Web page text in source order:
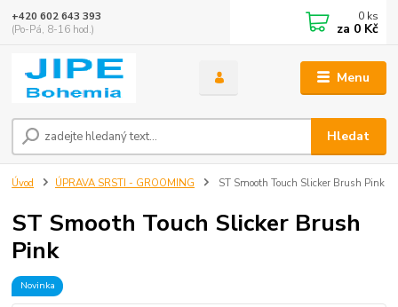
Menu
Hledat
+420 602 643 393
(Po-Pá, 8-16 hod.)
0 ks
za 0 Kč
Úvod ÚPRAVA SRSTI - GROOMING ST Smooth Touch Slicker Brush Pink
ST Smooth Touch Slicker Brush
Pink
Novinka